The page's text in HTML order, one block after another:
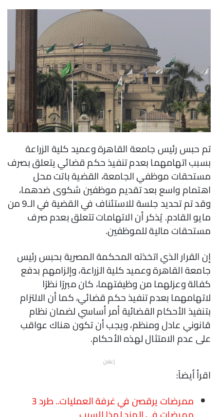
تم حبس رئيس جامعة القاهرة وعميد كلية الزراعة
بسبب اتهامهما بعدم تنفيذ حكم قضائي يتعلق بصرف
مستحقات موظفي الجامعة، القضية باتت محل
اهتمام واسع بعد تقديم موظفين شكوى ضدهما،
وقد تم تحديد جلسة للاستئناف في القضية في الـ9 من
مايو القادم. يُذكر أن الاتهامات تتعلق بعدم صرف
مستحقات مالية للموظفين.
إن القرار الذي اتخذته المحكمة المصرية بحبس رئيس
جامعة القاهرة وعميد كلية الزراعة، وإلزامهم بدفع
كفالة وعزلهما من وظيفتهما، كان مبررًا نظرًا
لاتهامهما بعدم تنفيذ حكم قضائي، كما أن الالتزام
بتنفيذ الأحكام القضائية أمر أساسي لضمان نظام
قانوني عادل ومنظم، ويجب أن تكون هناك عواقب
على عدم الامتثال لهذه الأحكام.
إعلان
اقرأ أيضاً:
ممرضات يرقصن في غرفة العمليات.. طرد 3